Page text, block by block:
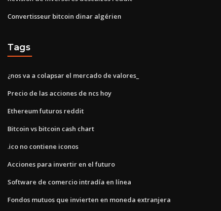
Convertisseur bitcoin dinar algérien
Tags
¿nos va a colapsar el mercado de valores_
Precio de las acciones de ncs hoy
Ethereum futuros reddit
Bitcoin vs bitcoin cash chart
.ico no contiene iconos
Acciones para invertir en el futuro
Software de comercio intradía en línea
Fondos mutuos que invierten en moneda extranjera